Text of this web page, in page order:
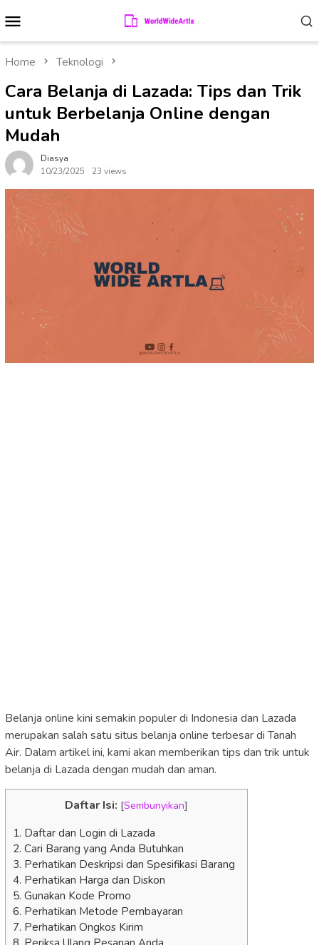
to
contentMenu
Home Teknologi
Cara Belanja di Lazada: Tips dan Trik
untuk Berbelanja Online dengan
Mudah
Diasya
10/23/2025
23 views
Belanja online kini semakin populer di Indonesia dan Lazada
merupakan salah satu situs belanja online terbesar di Tanah
Air. Dalam artikel ini, kami akan memberikan tips dan trik untuk
belanja di Lazada dengan mudah dan aman.
Daftar Isi: [Sembunyikan]
1. Daftar dan Login di Lazada
2. Cari Barang yang Anda Butuhkan
3. Perhatikan Deskripsi dan Spesifikasi Barang
4. Perhatikan Harga dan Diskon
5. Gunakan Kode Promo
6. Perhatikan Metode Pembayaran
7. Perhatikan Ongkos Kirim